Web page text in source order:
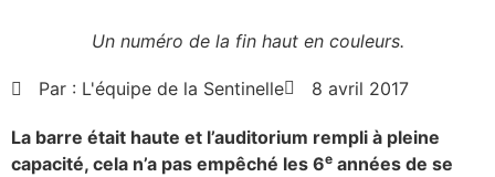
Un numéro de la fin haut en couleurs.
Par : L'équipe de la Sentinelle 8 avril 2017
La barre était haute et l’auditorium rempli à pleine
capacité, cela n’a pas empêché les 6e années de se